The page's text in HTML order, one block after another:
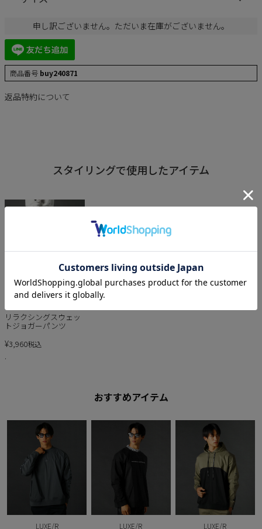
申し訳ございません。ただいま在庫がございません。
商品番号 buy240871
返品特約について
スタイリングで使用したアイテム
リラクシングスウェッ
トジョガーパンツ
¥3,960税込
.
おすすめアイテム
LUXE/R LUXE/R LUXE/R